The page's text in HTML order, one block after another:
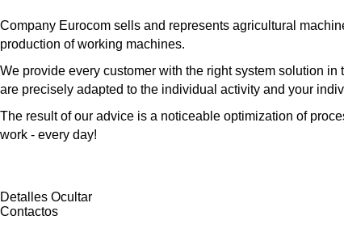
Company Eurocom sells and represents agricultural
production of working machines.
We provide every customer with the right system solution
are precisely adapted to the individual activity and your
The result of our advice is a noticeable optimization of
work - every day!
Detalles Ocultar
Contactos